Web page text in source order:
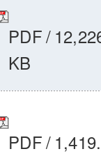
PDF/
KB
PDF/